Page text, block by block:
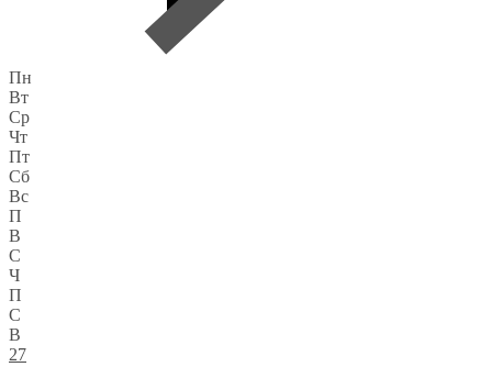
Пн
Вт
Ср
Чт
Пт
Сб
Вс
П
В
С
Ч
П
С
В
27